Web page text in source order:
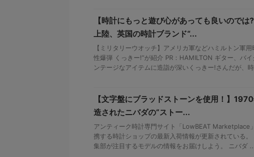
【時計にもっと遊び心があっても良いのでは
上陸、英国の時計ブランド“...
【ミリタリーウオッチ】アメリカ軍などハミルトン軍用
性爆弾 くっきー!”が紹介 PR：HAMILTON ギター、バイ
ンテージなアイテムに造詣が深いくっきー!さんだが、
【文字盤にブラッドストーンを使用！】
造されたニバダの“ストー...
アンティーク時計専門サイト「LowBEAT Marketplace
携する時計ショップの最新入荷情報が更新されている
集部が注目するモデルの情報をお届けしよう。 ニバダ ...